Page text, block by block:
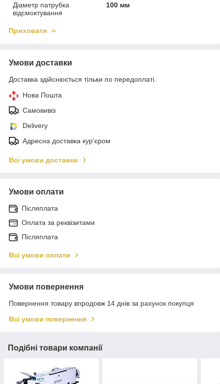
Діаметр патрубка
відсмоктування
100 мм
Приховати
Умови доставки
Доставка здійснюється тільки по передоплаті.
Нова Пошта
Самовивіз
Delivery
Адресна доставка кур'єром
Всі умови доставки
Умови оплати
Післяплата
Оплата за реквізитами
Післяплата
Всі умови оплати
Умови повернення
Повернення товару впродовж 14 днів за рахунок покупця
Всі умови повернення
Подібні товари компанії